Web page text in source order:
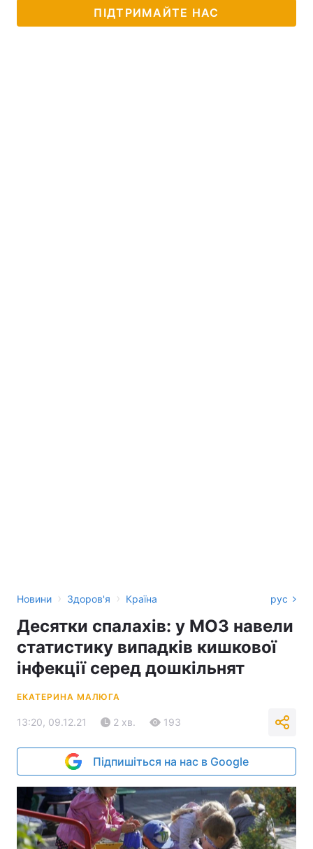
ПІДТРИМАЙТЕ НАС
Новини › Здоров'я › Країна рус
Десятки спалахів: у МОЗ навели
статистику випадків кишкової
інфекції серед дошкільнят
ЕКАТЕРИНА МАЛЮГА
13:20, 09.12.21 2 хв. 193
Підпишіться на нас в Google